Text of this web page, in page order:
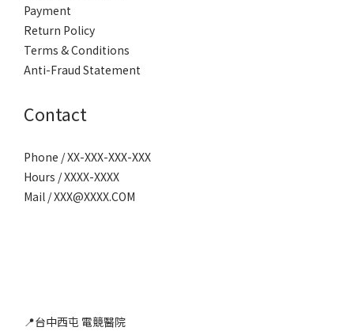
Payment
Return Policy
Terms & Conditions
Anti-Fraud Statement
Contact
Phone / XX-XXX-XXX-XXX
Hours / XXXX-XXXX
Mail / XXX@XXXX.COM
📍台中西屯 電競醫院